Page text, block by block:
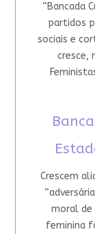
“Bancada
partidos
sociais e
cresce,
Crescem
moral de
feminina